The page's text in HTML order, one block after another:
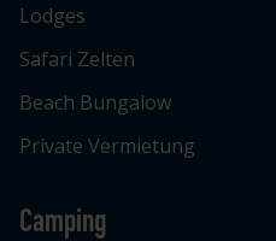
Lodges
Safari Zelten
Beach Bungalow
Private Vermietung
Camping